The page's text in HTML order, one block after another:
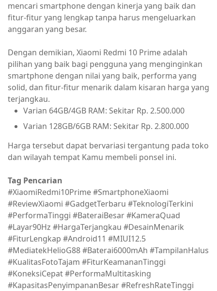
mencari smartphone dengan kinerja yang baik dan
fitur-fitur yang lengkap tanpa harus mengeluarkan
anggaran yang besar.
Dengan demikian, Xiaomi Redmi 10 Prime adalah
pilihan yang baik bagi pengguna yang menginginkan
smartphone dengan nilai yang baik, performa yang
solid, dan fitur-fitur menarik dalam kisaran harga yang
terjangkau.
Varian 64GB/4GB RAM: Sekitar Rp. 2.500.000
Varian 128GB/6GB RAM: Sekitar Rp. 2.800.000
Harga tersebut dapat bervariasi tergantung pada toko
dan wilayah tempat Kamu membeli ponsel ini.
Tag Pencarian
#XiaomiRedmi10Prime #SmartphoneXiaomi
#ReviewXiaomi #GadgetTerbaru #TeknologiTerkini
#PerformaTinggi #BateraiBesar #KameraQuad
#Layar90Hz #HargaTerjangkau #DesainMenarik
#FiturLengkap #Android11 #MIUI12.5
#MediatekHelioG88 #Baterai6000mAh #TampilanHalus
#KualitasFotoTajam #FiturKeamananTinggi
#KoneksiCepat #PerformaMultitasking
#KapasitasPenyimpananBesar #RefreshRateTinggi